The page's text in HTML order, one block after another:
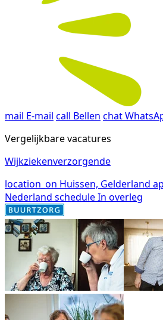
mail E-mail call Bellen chat
Vergelijkbare vacatures
Wijkziekenverzorgende
location_on Huissen, Gelderland
Nederland scheduleIn overleg